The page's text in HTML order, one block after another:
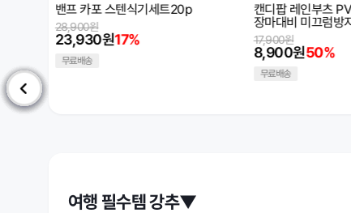
캔디팝 레인부츠 PVC소재 완벽방수
장마대비 미끄럼방지 패션장화
8,900원50%
17,900원
[1+1] 반달 발매트
8,580원
16,000원
무료배송
여행 필수템 강추▼